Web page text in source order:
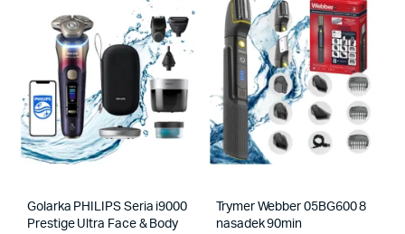
Golarka PHILIPS Seria i9000
Prestige Ultra Face & Body
Trymer Webber 05BG600 8
nasadek 90min